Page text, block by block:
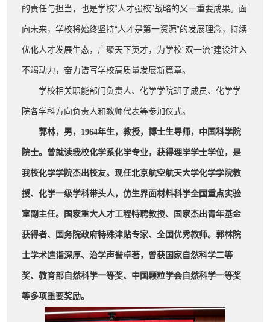
的责任与担当，也是学校“人才强校”战略的又一重要成果。面
向未来，学校将始终坚持“人才是第一资源”的发展理念，持续
优化人才发展生态，广聚天下英才，为学校“双一流”建设注入
不竭动力，奋力谱写学校高质量发展新篇章。
学校相关职能部门负责人、化学学院班子成员、化学学
院各学科方向负责人和教师代表等参加仪式。
郭林，男，1964年生，教授，博士生导师，中国科学院
院士。曾就读我校化学系化学专业，获得理学学士学位，是
我校化学学院杰出校友。现任北京航空航天大学化学学院教
授、化学一级学科带头人，仿生界面材料科学全国重点实验
室副主任。国家重大人才工程特聘教授、国家杰出青年基金
获得者、国务院政府特殊津贴专家、全国优秀教师。郭林院
士学术造诣深厚、治学声誉卓著，曾获国家自然科学二等
奖、教育部自然科学一等奖、中国颗粒学会自然科学一等奖
等多项重要奖励。